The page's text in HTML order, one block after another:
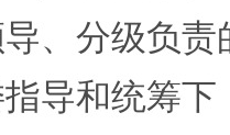
、分级负
导和统筹